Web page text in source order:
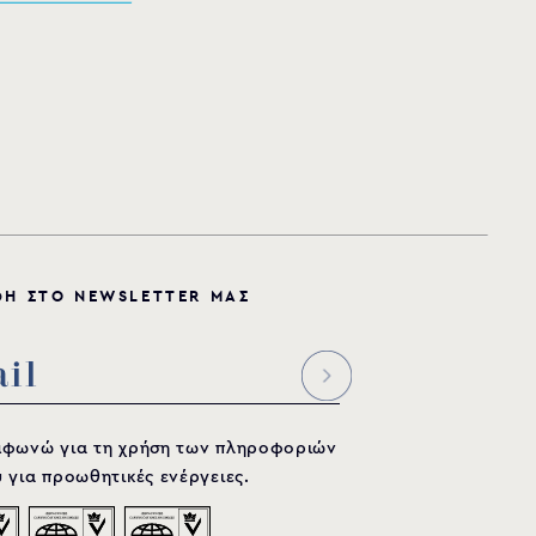
Η ΣΤΟ N EWSL ETT ER ΜΑΣ
για τη χρήση των πληροφοριών
για προωθητικές ενέργειες.